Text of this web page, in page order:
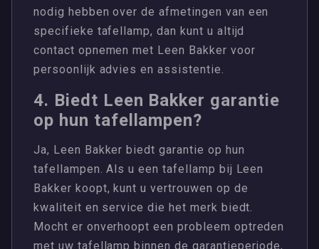
nodig hebben over de afmetingen van een
specifieke tafellamp, dan kunt u altijd
contact opnemen met Leen Bakker voor
persoonlijk advies en assistentie.
4. Biedt Leen Bakker garantie
op hun tafellampen?
Ja, Leen Bakker biedt garantie op hun
tafellampen. Als u een tafellamp bij Leen
Bakker koopt, kunt u vertrouwen op de
kwaliteit en service die het merk biedt.
Mocht er onverhoopt een probleem optreden
met uw tafellamp binnen de garantieperiode,